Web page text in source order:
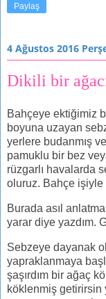
Paylaş
4 Ağustos 2016
Dikili bir
Bahçeye ektiğimiz
boyuna uzayan
yerlere budanmış
pamuklu bir bez
rüzgarlı havalarda
oluruz. Bahçe
Burada asıl
yarar diye yazdım.
Sebzeye dayanak
yapraklanmaya
şaşırdım bir ağaç
köklenmiş getirirsin